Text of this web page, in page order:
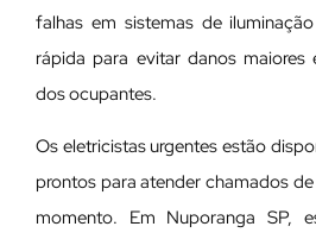
falhas em sistemas de
rápida para evitar danos maiores
dos ocupantes.
Os eletricistas urgentes estão
prontos para atender chamados
momento. Em Nuporanga SP,